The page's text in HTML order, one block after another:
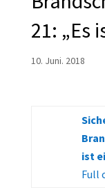
21: „Es
10. Juni. 2018
ist
Full